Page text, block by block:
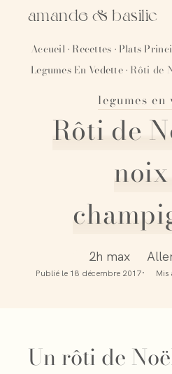
amande & basilic
Accueil · Recettes · Plats
Legumes En Vedette ·
legumes en
Rôti de
2h max
Publié le 18 décembre 2017 Mis
Un rôti de